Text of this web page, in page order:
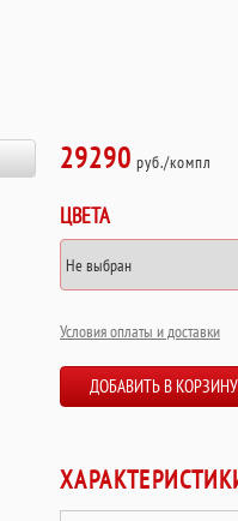
29290 руб./компл
ЦВЕТА
Условия оплаты и доставки
ДОБАВИТЬ В КОРЗИНУ